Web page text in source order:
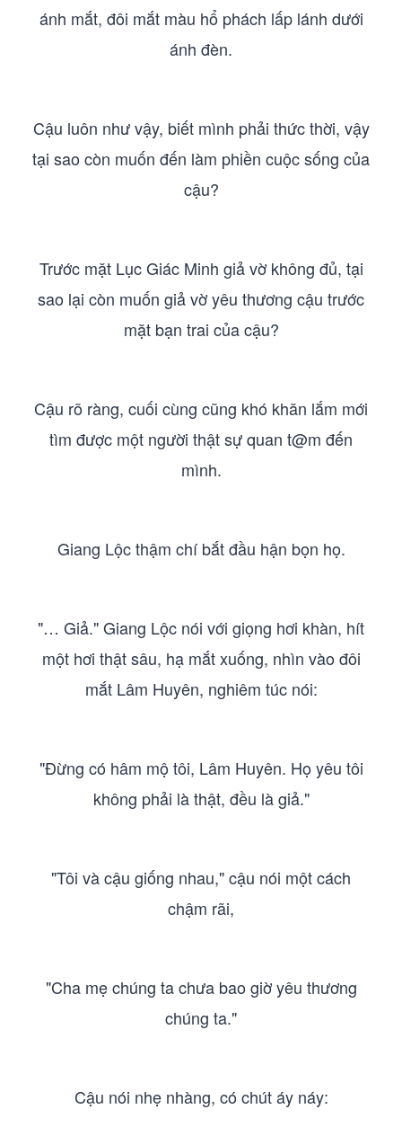
ánh mắt, đôi mắt màu hổ phách lấp lánh dưới
ánh đèn.
Cậu luôn như vậy, biết mình phải thức thời, vậy
tại sao còn muốn đến làm phiền cuộc sống của
cậu?
Trước mặt Lục Giác Minh giả vờ không đủ, tại
sao lại còn muốn giả vờ yêu thương cậu trước
mặt bạn trai của cậu?
Cậu rõ ràng, cuối cùng cũng khó khăn lắm mới
tìm được một người thật sự quan t@m đến
mình.
Giang Lộc thậm chí bắt đầu hận bọn họ.
"… Giả." Giang Lộc nói với giọng hơi khàn, hít
một hơi thật sâu, hạ mắt xuống, nhìn vào đôi
mắt Lâm Huyên, nghiêm túc nói:
"Đừng có hâm mộ tôi, Lâm Huyên. Họ yêu tôi
không phải là thật, đều là giả."
"Tôi và cậu giống nhau," cậu nói một cách
chậm rãi,
"Cha mẹ chúng ta chưa bao giờ yêu thương
chúng ta."
Cậu nói nhẹ nhàng, có chút áy náy: